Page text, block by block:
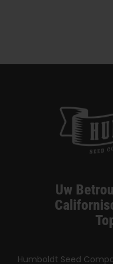
Uw
Humboldt Seed